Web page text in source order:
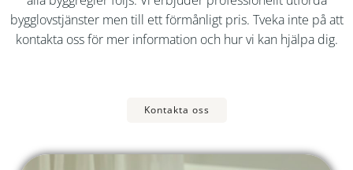
bygglovstjänster men till ett förmånligt pris. Tveka inte på att
kontakta oss för mer information och hur vi kan hjälpa dig.
Kontakta oss